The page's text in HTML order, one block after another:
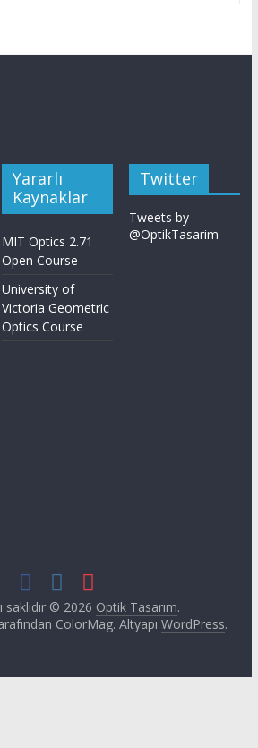
Yararlı
Kaynaklar
MIT Optics 2.71
Open Course
University of
Victoria Geometric
Optics Course
Twitter
Tweets by
@OptikTasarim
saklıdır © 2026 Optik Tasarım.
ColorMag. AltyapıWordPress.